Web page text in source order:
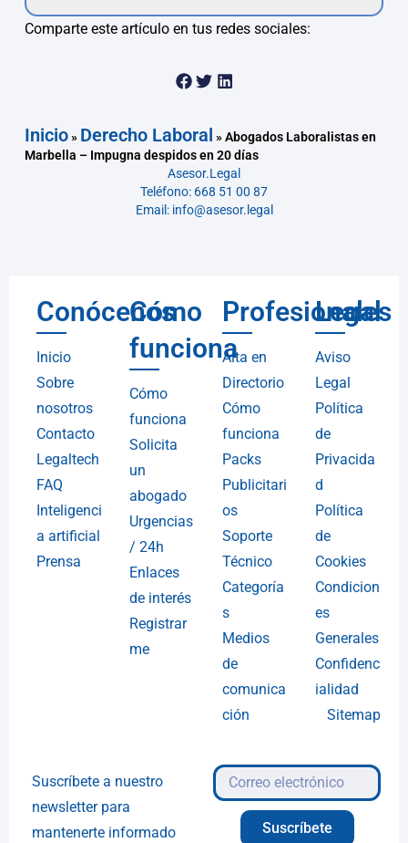
Comparte este artículo en tus redes sociales:
Inicio» Derecho Laboral »Abogados Laboralistas en
Marbella – Impugna despidos en 20 días
Asesor.Legal
Teléfono: 668 51 00 87
Email: info@asesor.legal
Conócenos
Inicio
Sobre
nosotros
Contacto
Legaltech
FAQ
Inteligenci
a artificial
Prensa
Cómo
funciona
Cómo
funciona
Solicita
un
abogado
Urgencias
/ 24h
Enlaces
de interés
Registrar
me
Profesionales
Alta en
Directorio
Cómo
funciona
Packs
Publicitari
os
Soporte
Técnico
Categoría
s
Medios
de
comunica
ción
Legal
Aviso
Legal
Política
de
Privacida
d
Política
de
Cookies
Condicion
es
Generales
Confidenc
ialidad
Sitemap
Suscríbete a nuestro
newsletter para
mantenerte informado
Suscríbete